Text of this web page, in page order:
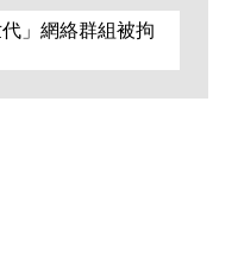
」網絡群組被拘